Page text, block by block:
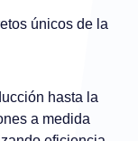
únicos de la
hasta la
a medida